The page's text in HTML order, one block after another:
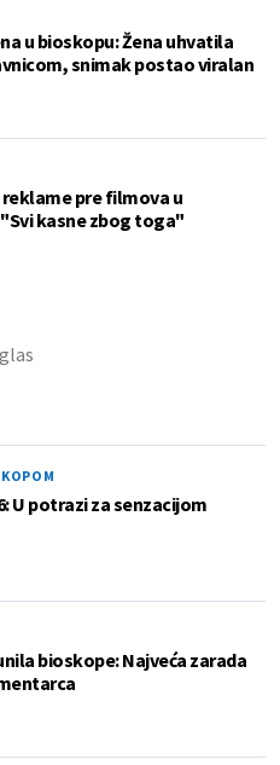
u bioskopu: Žena uhvatila
snimak postao viralan
pre filmova u
kasne zbog toga"
U potrazi za senzacijom
bioskope: Najveća zarada